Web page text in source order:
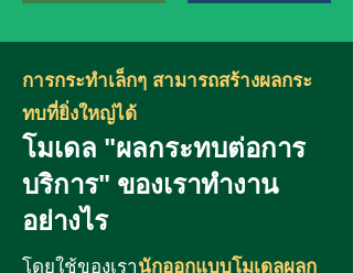
การกระทำเล็กๆ สามารถสร้างผลกระ
ทบที่ยิ่งใหญ่ได้
โมเดล "ผลกระทบต่อการ
บริการ" ของเราทำงาน
อย่างไร
โดยใช้ของเรานักออกแบบโมเดลผลก